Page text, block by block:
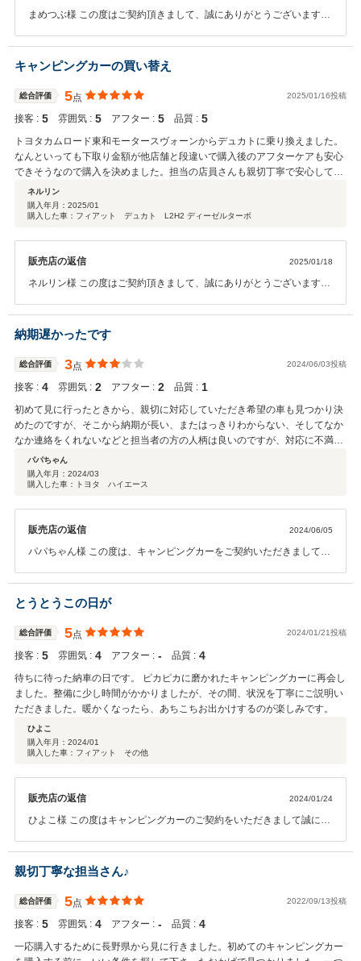
まめつぶ様 この度はご契約頂きまして、誠にありがとうございます。
す。ご納車までお時間頂きますがなるべく早くお渡しできるよう精進
して参りますので今後とも宜しくお願い致します。
キャンピングカーの買い替え
総合評価 5点 2025/01/16投稿
接客 : 5 雰囲気 : 5 アフター : 5 品質 : 5
トヨタカムロード東和モータースヴォーンからデュカトに乗り換えました。
なんといっても下取り金額が他店舗と段違いで購入後のアフターケアも安心
できそうなので購入を決めました。担当の店員さんも親切丁寧で安心して購
入を決定できました。やはり全国チェーンは信頼度合いが違いますね
ネルリン
購入年月： 2025/01
購入した車：フィアット デュカト L2H2 ディーゼルターボ
販売店の返信 2025/01/18
ネルリン様 この度はご契約頂きまして、誠にありがとうございます。
す。 ご納車後のアフターフォローの方もしっかりとご対応させて頂き
ますのでどうぞ宜しくお願い致します！
納期遅かったです
総合評価 3点 2024/06/03投稿
接客 : 4 雰囲気 : 2 アフター : 2 品質 : 1
初めて見に行ったときから、親切に対応していただき希望の車も見つかり決
めたのですが、そこから納期が長い、またはっきりわからない、そしてなか
なか連絡をくれないなどと担当者の方の人柄は良いのですが、対応に不満が
つのりました。
パパちゃん
購入年月： 2024/03
購入した車：トヨタ ハイエース
販売店の返信 2024/06/05
パパちゃん様 この度は、キャンピングカーをご契約いただきまして誠
ご連絡が不十分で大変ご迷惑をおかけいたしまして申し訳ございませ
んでした。お車はお預かりいたしまして、現在作業を進めております
ので、木曜日のご返却までに間に合わせる次第です。今後はこういっ
た事が無いように努めさせていただきます。大変恐縮ではございます
が今後もアフターフォローを行えるように改めますので、引き続きよ
ろしくお願いいたします。
とうとうこの日が
総合評価 5点 2024/01/21投稿
接客 : 5 雰囲気 : 4 アフター : ‐ 品質 : 4
待ちに待った納車の日です。 ピカピカに磨かれたキャンピングカーに再会し
ました。整備に少し時間がかかりましたが、その間、状況を丁寧にご説明い
ただきました。暖かくなったら、あちこちお出かけするのが楽しみです。
ひよこ
購入年月： 2024/01
購入した車：フィアット その他
販売店の返信 2024/01/24
ひよこ様 この度はキャンピングカーのご契約をいただきまして誠にあ
ねてお礼申し上げます。 元々乗車定員の少ない車両でしたが、家族み
んなで乗れるように乗車人数を増やせないかとご相談をいただいたの
が印象深く残っております。 構造変更にて無事に乗車定員を増やすこ
とが出来、喜んでいただけた事が非常に嬉しかったです。 これからご
家族みんなでの旅行など、存分にお楽しみいただければと思います。
また使用していく中で分からない部分や再度確認したい事などありま
したら遠慮なくご連絡ください。 今後もひよこ様にとって良きパート
ナーでありたいと思っておりますので、引き続きよろしくお願いいた
親切丁寧な担当さん♪
総合評価 5点 2022/09/13投稿
接客 : 5 雰囲気 : 4 アフター : ‐ 品質 : 4
一応購入するために長野県から見に行きました。初めてのキャンピングカー